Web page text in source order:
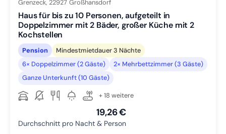
Grenzeck, 22927 Großhansdorf
Haus für bis zu 10 Personen, aufgeteilt in
Doppelzimmer mit 2 Bäder, großer Küche mit 2
Kochstellen
Pension
Mindestmietdauer 3 Nächte
6× Doppelzimmer (2 Gäste)
2× Mehrbettzimmer (3 Gäste)
Ganze Unterkunft (10 Gäste)
+ 18 weitere
19,26 €
Durchschnitt pro Nacht & Person